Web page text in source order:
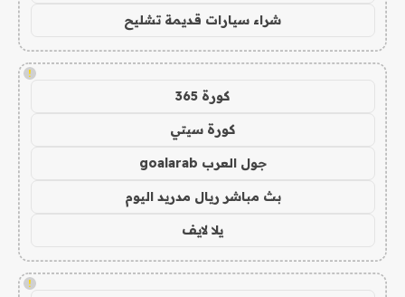
شراء سيارات قديمة تشليح
!
كورة 365
كورة سيتي
جول العرب goalarab
بث مباشر ريال مدريد اليوم
يلا لايف
!